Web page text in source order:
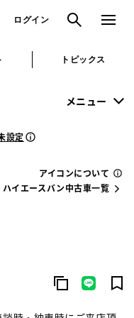
ログイン 検索 メニュ
トピックス
メニュー
設定
アイコンについて
ハイエースバン中古車一覧